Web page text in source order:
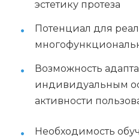
эстетику протеза
Потенциал для
Возможность
индивидуальным
активности
Необходимость